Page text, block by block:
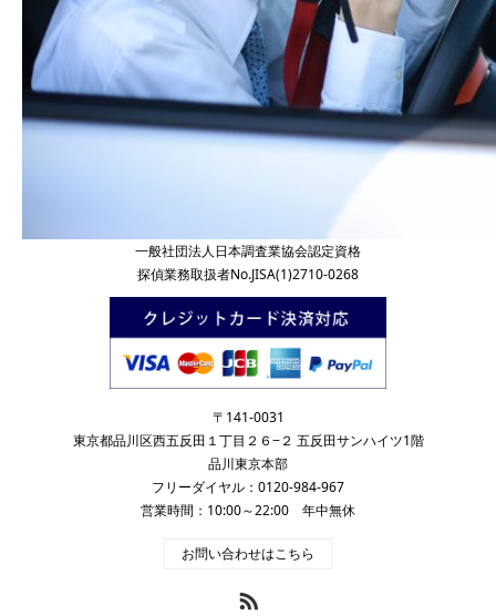
一般社団法人日本調査業協会認定資格
探偵業務取扱者No.JISA(1)2710-0268
〒141-0031
東京都品川区西五反田１丁目２６−２ 五反田サンハイツ1階
品川東京本部
フリーダイヤル：0120-984-967
営業時間：10:00～22:00 年中無休
お問い合わせはこちら